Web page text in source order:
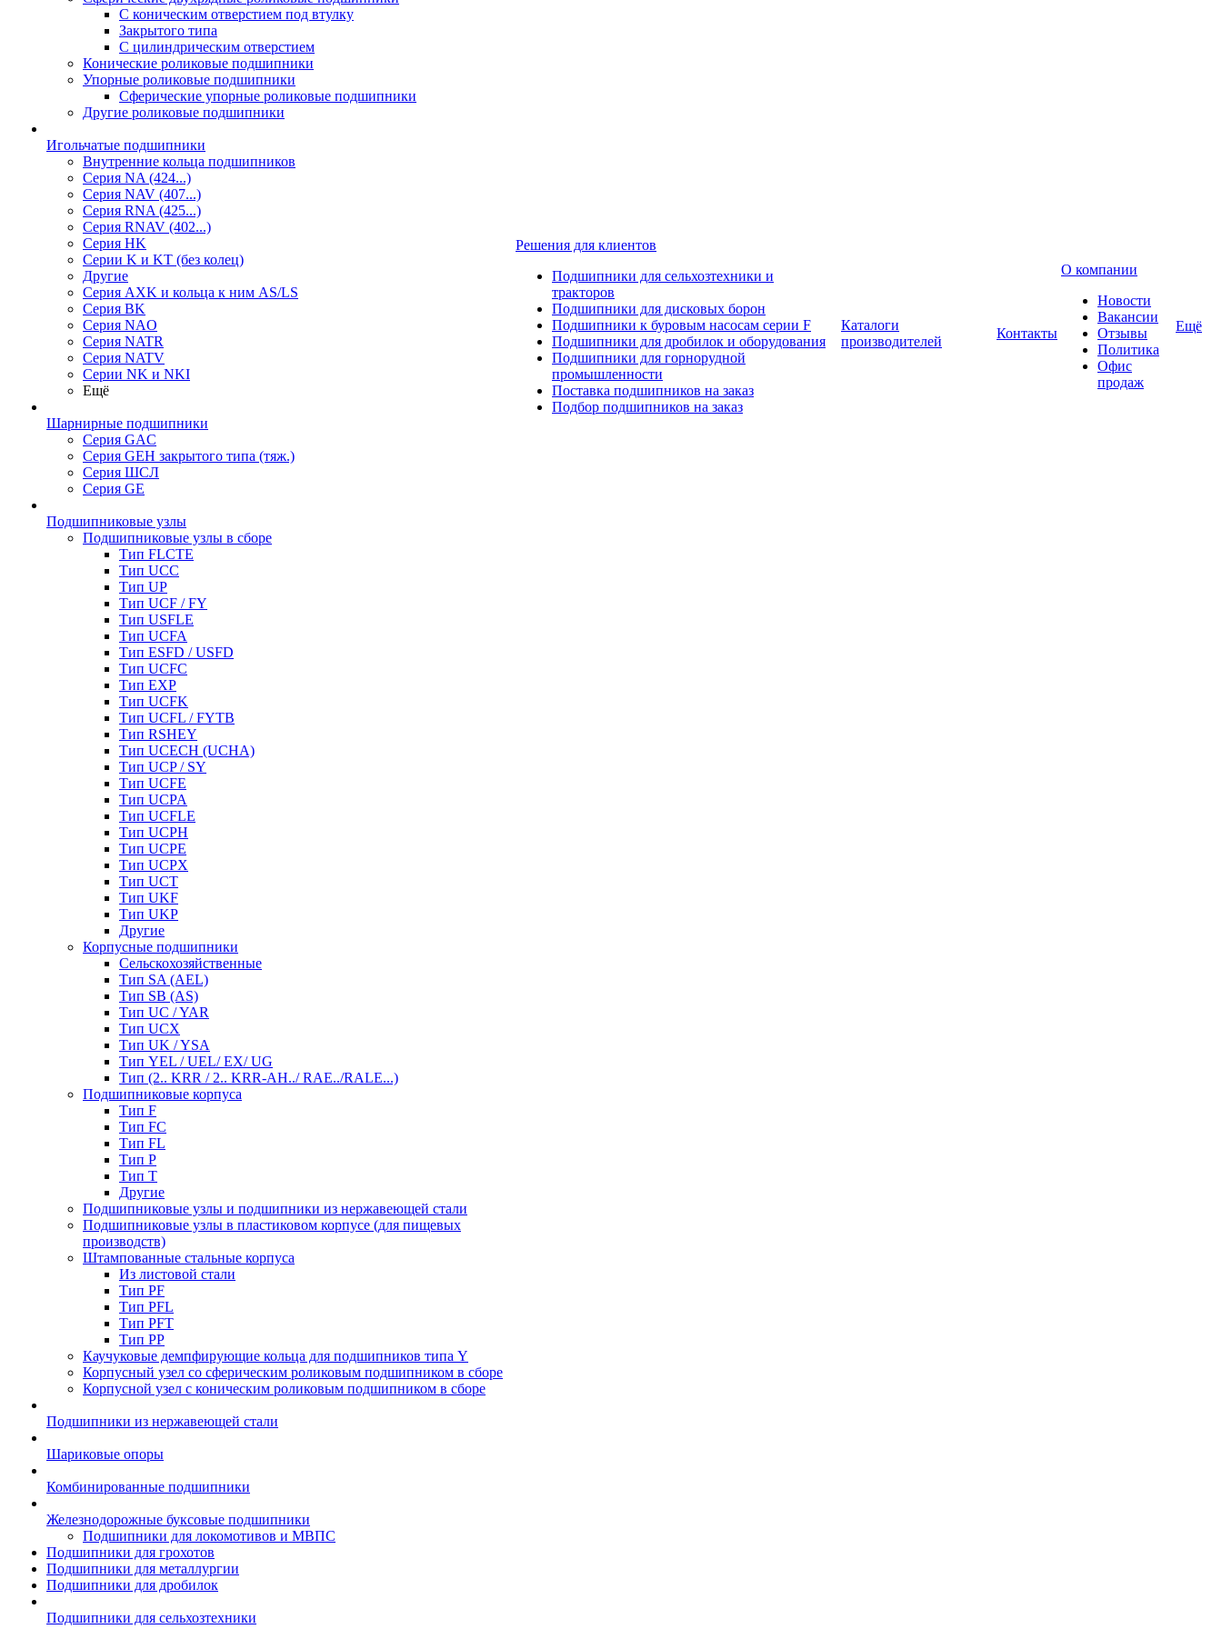
С коническим отверстием под втулку
Закрытого типа
С цилиндрическим отверстием
Конические роликовые подшипники
Упорные роликовые подшипники
Сферические упорные роликовые подшипники
Другие роликовые подшипники
Игольчатые подшипники
Внутренние кольца подшипников
Серия NA (424...)
Серия NAV (407...)
Серия RNA (425...)
Серия RNAV (402...)
Серия HK
Серии K и KT (без колец)
Другие
Серия AXK и кольца к ним AS/LS
Серия BK
Серия NAO
Серия NATR
Серия NATV
Серии NK и NKI
Ещё
Шарнирные подшипники
Серия GAC
Серия GEH закрытого типа (тяж.)
Серия ШСЛ
Серия GE
Подшипниковые узлы
Подшипниковые узлы в сборе
Тип FLCTE
Тип UCC
Тип UP
Тип UCF / FY
Тип USFLE
Тип UCFA
Тип ESFD / USFD
Тип UCFC
Тип EXP
Тип UCFK
Тип UCFL / FYTB
Тип RSHEY
Тип UCECH (UCHA)
Тип UCP / SY
Тип UCFE
Тип UCPA
Тип UCFLE
Тип UCPH
Тип UCPE
Тип UCPX
Тип UCT
Тип UKF
Тип UKP
Другие
Корпусные подшипники
Сельскохозяйственные
Тип SA (AEL)
Тип SB (AS)
Тип UC / YAR
Тип UCX
Тип UK / YSA
Тип YEL / UEL/ EX/ UG
Тип (2.. KRR / 2.. KRR-AH../ RAE../RALE...)
Подшипниковые корпуса
Тип F
Тип FC
Тип FL
Тип P
Тип T
Другие
Подшипниковые узлы и подшипники из нержавеющей стали
Подшипниковые узлы в пластиковом корпусе (для пищевых
производств)
Штампованные стальные корпуса
Из листовой стали
Тип PF
Тип PFL
Тип PFT
Тип PP
Каучуковые демпфирующие кольца для подшипников типа Y
Корпусный узел со сферическим роликовым подшипником в сборе
Корпусной узел с коническим роликовым подшипником в сборе
Подшипники из нержавеющей стали
Шариковые опоры
Комбинированные подшипники
Железнодорожные буксовые подшипники
Подшипники для локомотивов и МВПС
Подшипники для грохотов
Подшипники для металлургии
Подшипники для дробилок
Подшипники для сельхозтехники
Решения для клиентов
Подшипники для сельхозтехники и
тракторов
Подшипники для дисковых борон
Подшипники к буровым насосам серии F
Подшипники для дробилок и оборудования
Подшипники для горнорудной
промышленности
Поставка подшипников на заказ
Подбор подшипников на заказ
Каталоги
производителей
Контакты
О компании
Новости
Вакансии
Отзывы
Политика
Офис
продаж
Ещё